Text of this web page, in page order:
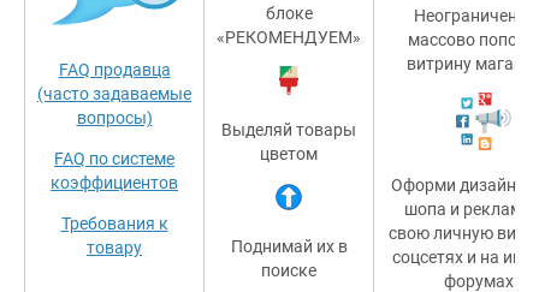
FAQ продавца
(часто задаваемые
вопросы)
FAQ по системе
коэффициентов
Требования к
товару
блоке
«РЕКОМЕНДУЕМ»
Выделяй товары
цветом
Поднимай их в
поиске
Неограниченно
массово
витрину
Оформи дизайн
шопа и
свою личную
соцсетях и на
форумах!